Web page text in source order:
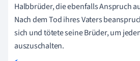
Halbbrüder, die ebenfalls Anspruch
Nach dem Tod ihres Vaters
sich und tötete seine Brüder, um
auszuschalten.